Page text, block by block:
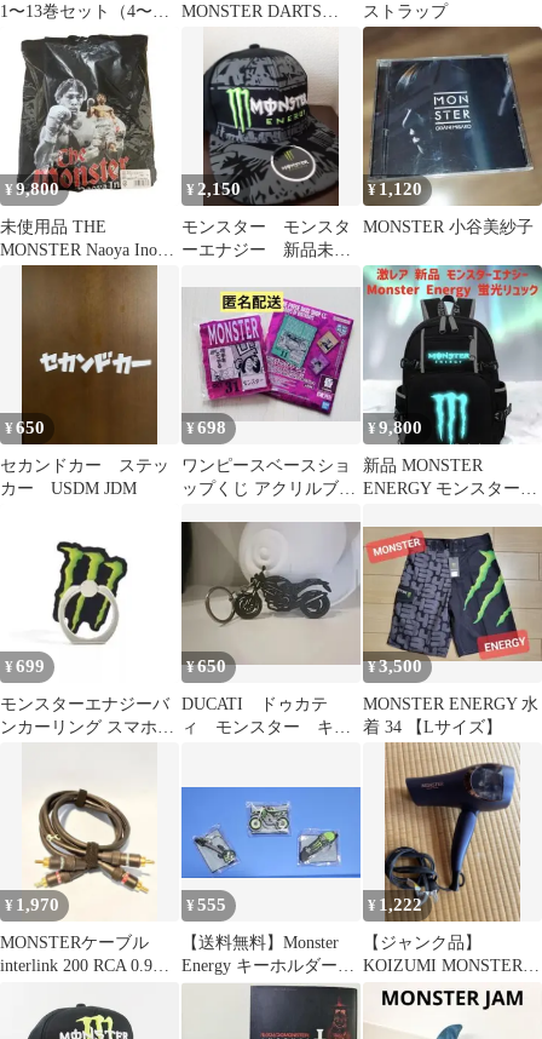
1〜13巻セット（4〜
11、13巻は初版）
MONSTER DARTS
ストラップ
¥ 9,800
未使用品 THE
MONSTER Naoya Inoue
¥ 2,150
モンスター モンスタ
ーエナジー 新品未使
プ 帽子
¥1,120
MONSTER 小谷美紗子
¥650
セカンドカー ステッ
カー USDM JDM
¥698
ワンピースベースショ
ップくじ アクリルブロ
ター MONST
¥9,800
新品 MONSTER
ENERGY モンスターエ
蓄光
¥ 699
モンスターエナジーバ
ンカーリング スマホリ
¥650
DUCATI ドゥカテ
ィ モンスター キー
¥3,500
MONSTER ENERGY 水
着 34 【Lサイズ】
¥ 1,970
MONSTERケーブル
interlink 200 RCA 0.9m
¥555
【送料無料】Monster
Energy キーホルダー★
キーホルダー╱まとめ
¥ 1,222
【ジャンク品】
KOIZUMI MONSTER
ヘアドライヤー 本体